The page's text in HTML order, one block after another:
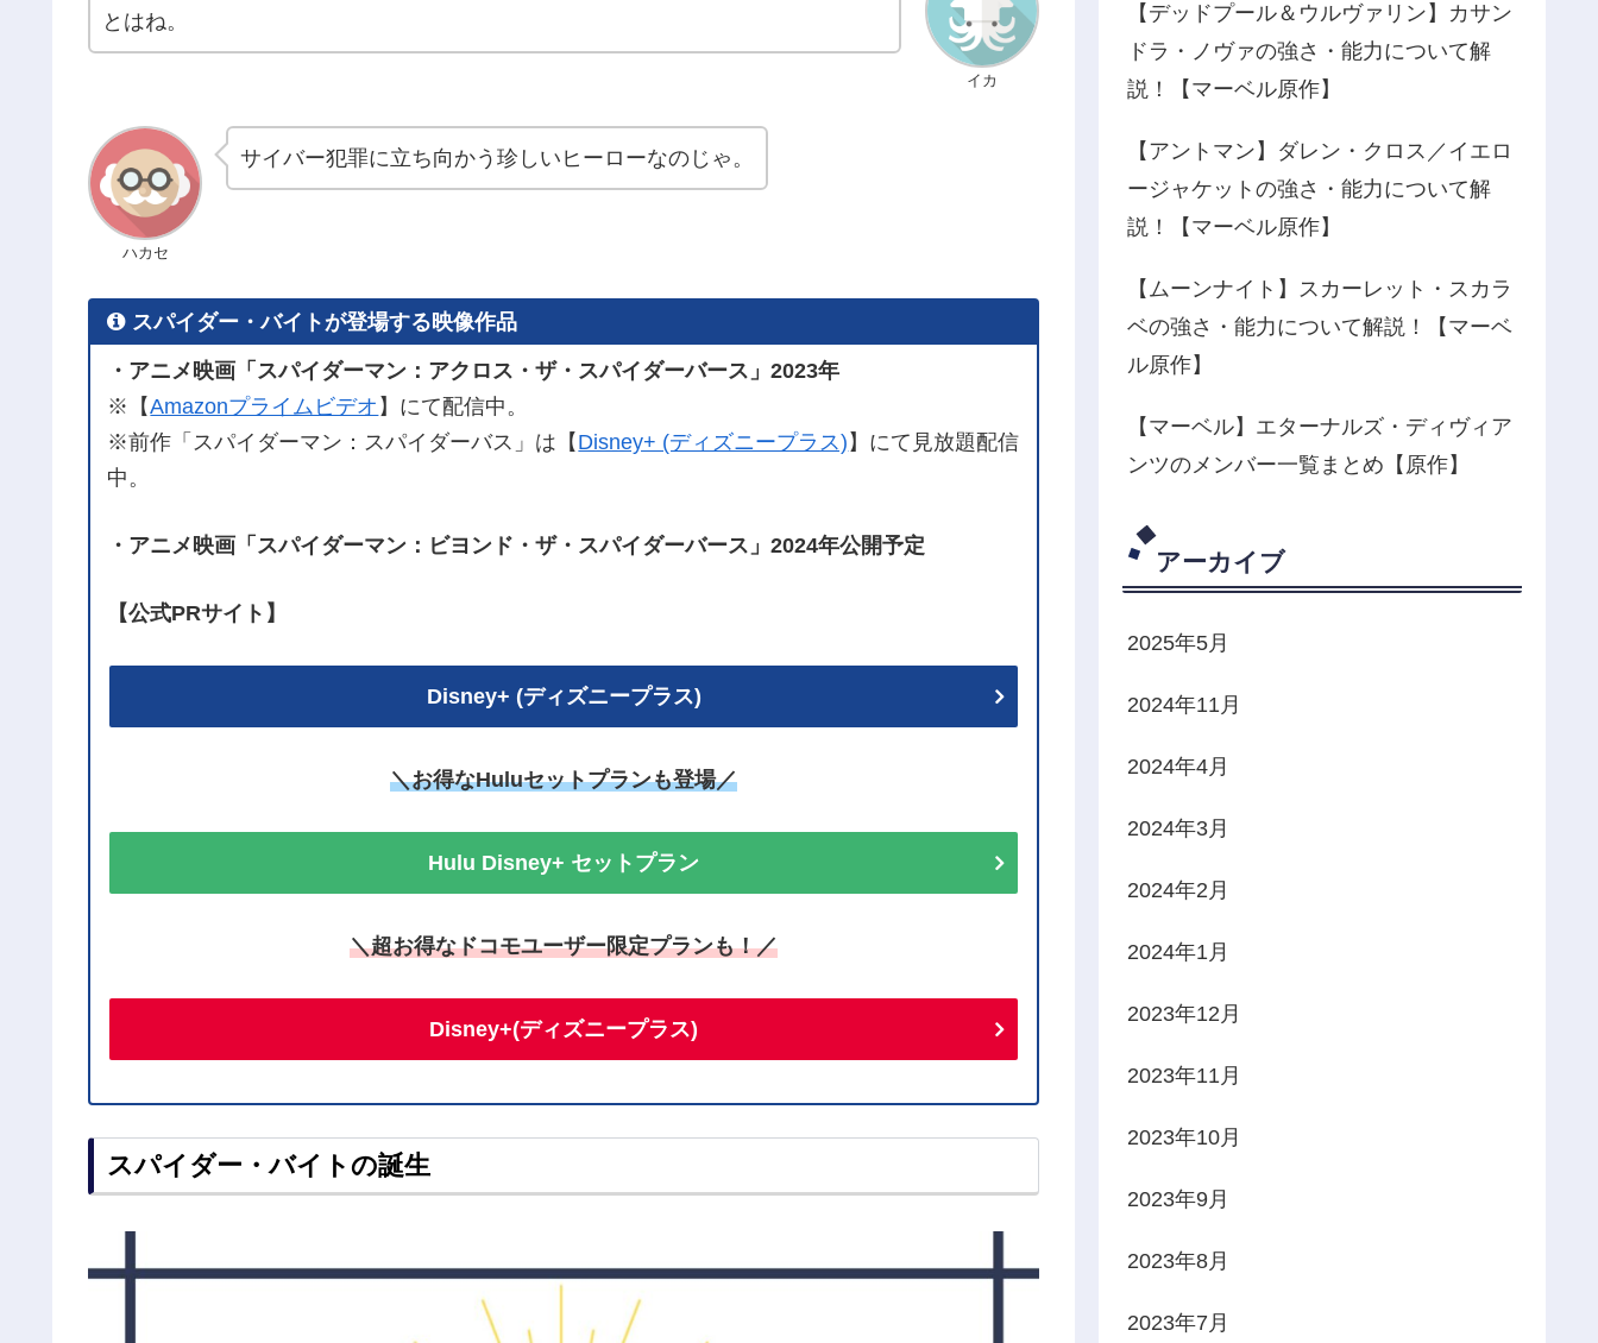
イカ
とはね。
ハカセ
サイバー犯罪に立ち向かう珍しいヒーローなのじゃ。
スパイダー・バイトが登場する映像作品
・アニメ映画「スパイダーマン：アクロス・ザ・スパイダーバース」2023年
※【Amazonプライムビデオ 】にて配信中。
※前作「スパイダーマン：スパイダーバス」は【 Disney+ (ディズニープラス) 】にて見放題配信
中。
・アニメ映画「スパイダーマン：ビヨンド・ザ・スパイダーバース」2024年公開予定
【公式PRサイト】
Disney+ (ディズニープラス)
＼お得なHuluセットプランも登場／
Hulu Disney+ セットプラン
＼超お得なドコモユーザー限定プランも！／
Disney+(ディズニープラス)
スパイダー・バイトの誕生
【デッドプール＆ウルヴァリン】カサン
ドラ・ノヴァの強さ・能力について解
説！【マーベル原作】
【アントマン】ダレン・クロス／イエロ
ージャケットの強さ・能力について解
説！【マーベル原作】
【ムーンナイト】スカーレット・スカラ
ベの強さ・能力について解説！【マーベ
ル原作】
【マーベル】エターナルズ・ディヴィア
ンツのメンバー一覧まとめ【原作】
アーカイブ
2025年5月
2024年11月
2024年4月
2024年3月
2024年2月
2024年1月
2023年12月
2023年11月
2023年10月
2023年9月
2023年8月
2023年7月